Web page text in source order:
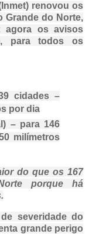
renovou os
Grande do Norte,
agora os avisos
para todos os
cidades –
por dia
– para 146
milímetros
do que os 167
porque há
severidade do
grande perigo